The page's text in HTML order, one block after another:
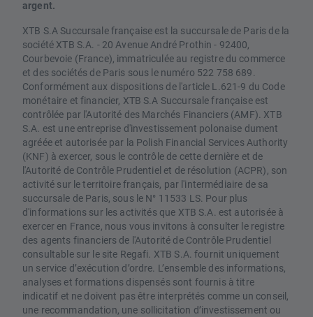
argent.
XTB S.A Succursale française est la succursale de Paris de la
société XTB S.A. - 20 Avenue André Prothin - 92400,
Courbevoie (France), immatriculée au registre du commerce
et des sociétés de Paris sous le numéro 522 758 689.
Conformément aux dispositions de l'article L.621-9 du Code
monétaire et financier, XTB S.A Succursale française est
contrôlée par l'Autorité des Marchés Financiers (AMF). XTB
S.A. est une entreprise d'investissement polonaise dument
agréée et autorisée par la Polish Financial Services Authority
(KNF) à exercer, sous le contrôle de cette dernière et de
l'Autorité de Contrôle Prudentiel et de résolution (ACPR), son
activité sur le territoire français, par l'intermédiaire de sa
succursale de Paris, sous le N° 11533 LS. Pour plus
d'informations sur les activités que XTB S.A. est autorisée à
exercer en France, nous vous invitons à consulter le registre
des agents financiers de l'Autorité de Contrôle Prudentiel
consultable sur le site Regafi. XTB S.A. fournit uniquement
un service d’exécution d’ordre. L’ensemble des informations,
analyses et formations dispensés sont fournis à titre
indicatif et ne doivent pas être interprétés comme un conseil,
une recommandation, une sollicitation d’investissement ou